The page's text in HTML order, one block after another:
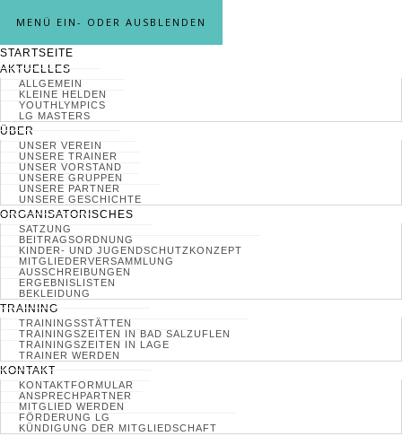
MENÜ EIN- ODER AUSBLENDEN
STARTSEITE
AKTUELLES
ALLGEMEIN
KLEINE HELDEN
YOUTHLYMPICS
LG MASTERS
ÜBER
UNSER VEREIN
UNSERE TRAINER
UNSER VORSTAND
UNSERE GRUPPEN
UNSERE PARTNER
UNSERE GESCHICHTE
ORGANISATORISCHES
SATZUNG
BEITRAGSORDNUNG
KINDER- UND JUGENDSCHUTZKONZEPT
MITGLIEDERVERSAMMLUNG
AUSSCHREIBUNGEN
ERGEBNISLISTEN
BEKLEIDUNG
TRAINING
TRAININGSSTÄTTEN
TRAININGSZEITEN IN BAD SALZUFLEN
TRAININGSZEITEN IN LAGE
TRAINER WERDEN
KONTAKT
KONTAKTFORMULAR
ANSPRECHPARTNER
MITGLIED WERDEN
FÖRDERUNG LG
KÜNDIGUNG DER MITGLIEDSCHAFT